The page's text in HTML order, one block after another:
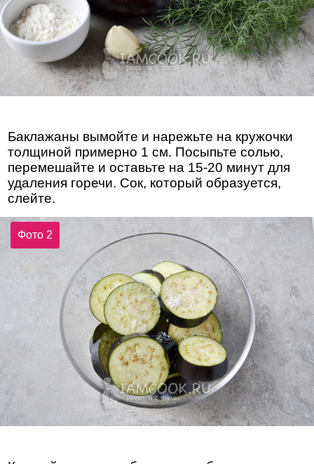
Баклажаны вымойте и нарежьте на кружочки
толщиной примерно 1 см. Посыпьте солью,
перемешайте и оставьте на 15-20 минут для
удаления горечи. Сок, который образуется,
слейте.
Фото 2